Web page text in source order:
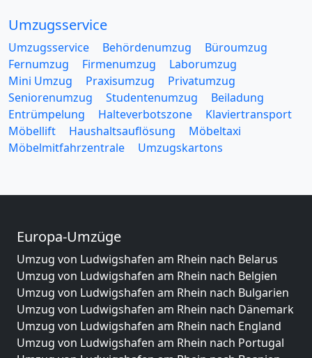
Umzugsservice
Umzugsservice Behördenumzug
Büroumzug
Fernumzug
Firmenumzug
Laborumzug
Mini Umzug
Praxisumzug
Privatumzug
Seniorenumzug
Studentenumzug
Beiladung
Entrümpelung
Halteverbotszone
Klaviertransport
Möbellift
Haushaltsauflösung
Möbeltaxi
Möbelmitfahrzentrale
Umzugskartons
Europa-Umzüge
Umzug von Ludwigshafen am Rhein nach Belarus
Umzug von Ludwigshafen am Rhein nach Belgien
Umzug von Ludwigshafen am Rhein nach Bulgarien
Umzug von Ludwigshafen am Rhein nach Dänemark
Umzug von Ludwigshafen am Rhein nach England
Umzug von Ludwigshafen am Rhein nach Portugal